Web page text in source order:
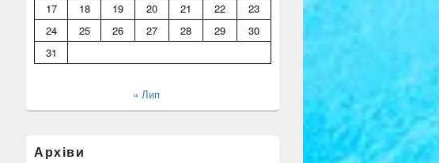
17
18 19 20 21 22
23
24
25 26 27 28 29
30
31
« Лип
Архіви